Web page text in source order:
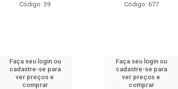
Código: 39
Faça seu login ou
cadastre-se para
ver preços e
comprar
Código: 677
Faça seu login ou
cadastre-se para
ver preços e
comprar